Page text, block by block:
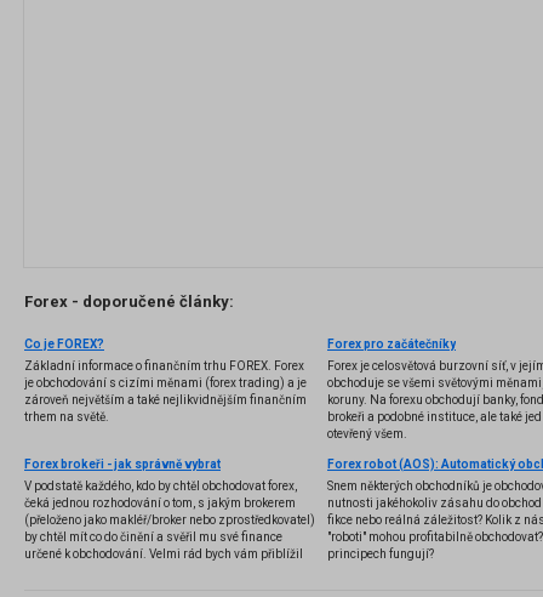
Forex - doporučené články:
Co je FOREX?
Základní informace o finančním trhu FOREX. Forex
je obchodování s cizími měnami (forex trading) a je
zároveň největším a také nejlikvidnějším finančním
trhem na světě.
Forex pro začátečníky
Forex je celosvětová burzovní síť, v
obchoduje se všemi světovými
koruny. Na forexu obchodují banky,
brokeři a podobné instituce, ale také
otevřený všem.
Forex brokeři - jak správně vybrat
V podstatě každého, kdo by chtěl obchodovat forex,
čeká jednou rozhodování o tom, s jakým brokerem
(přeloženo jako makléř/broker nebo zprostředkovatel)
by chtěl mít co do činění a svěřil mu své finance
určené k obchodování. Velmi rád bych vám přiblížil
Snem některých obchodníků je
nutnosti jakéhokoliv zásahu do
fikce nebo reálná záležitost? Kolik z
"roboti" mohou profitabilně
principech fungují?